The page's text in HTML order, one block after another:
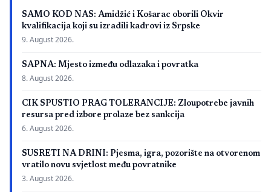
bezvrijedne indekse? Odlukom Kantonalnog suda u […]
SAMO KOD NAS: Amidžić i Košarac oborili Okvir
kvalifikacija koji su izradili kadrovi iz Srpske
9. August 2026.
SAPNA: Mjesto između odlazaka i povratka
8. August 2026.
CIK SPUSTIO PRAG TOLERANCIJE: Zloupotrebe javnih
resursa pred izbore prolaze bez sankcija
6. August 2026.
SUSRETI NA DRINI: Pjesma, igra, pozorište na otvorenom
vratilo novu svjetlost među povratnike
3. August 2026.